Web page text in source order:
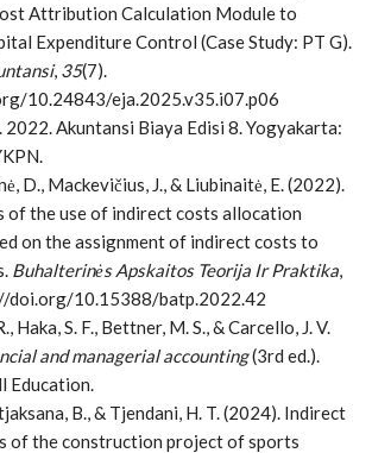
Attribution Calculation Module to
Expenditure Control (Case Study: PT G).
, 35(7).
10.24843/eja.2025.v35.i07.p06
2022. Akuntansi Biaya Edisi 8. Yogyakarta:
D., Mackevičius, J., & Liubinaitė, E. (2022).
of the use of indirect costs allocation
on the assignment of indirect costs to
Buhalterinės Apskaitos Teorija Ir Praktika,
doi.org/10.15388/batp.2022.42
Haka, S. F., Bettner, M. S., & Carcello, J. V.
and managerial accounting(3rd ed.).
Education.
B., & Tjendani, H. T. (2024). Indirect
of the construction project of sports